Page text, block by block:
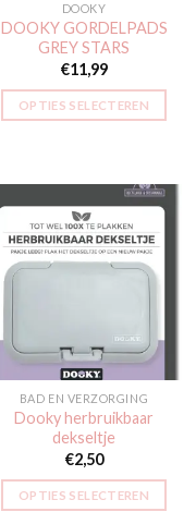
DOOKY
DOOKY GORDELPADS
GREY STARS
€11,99
OPTIES SELECTEREN
BAD EN VERZORGING
Dooky herbruikbaar
dekseltje
€2,50
OPTIES SELECTEREN